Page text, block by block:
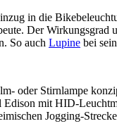
in die
Der
So auch Lupine bei
oder Stirnlampe
mit HID-
Jogging-